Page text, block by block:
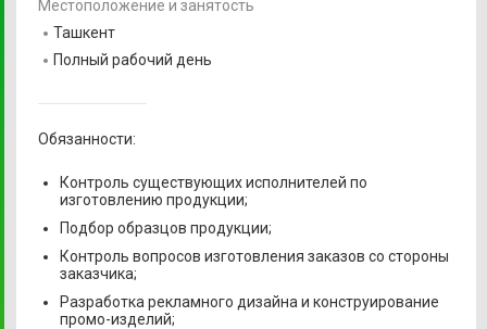
Местоположение и занятость
Ташкент
Полный рабочий день
Обязанности:
Контроль существующих исполнителей по
изготовлению продукции;
Подбор образцов продукции;
Контроль вопросов изготовления заказов со стороны
заказчика;
Разработка рекламного дизайна и конструирование
промо-изделий;